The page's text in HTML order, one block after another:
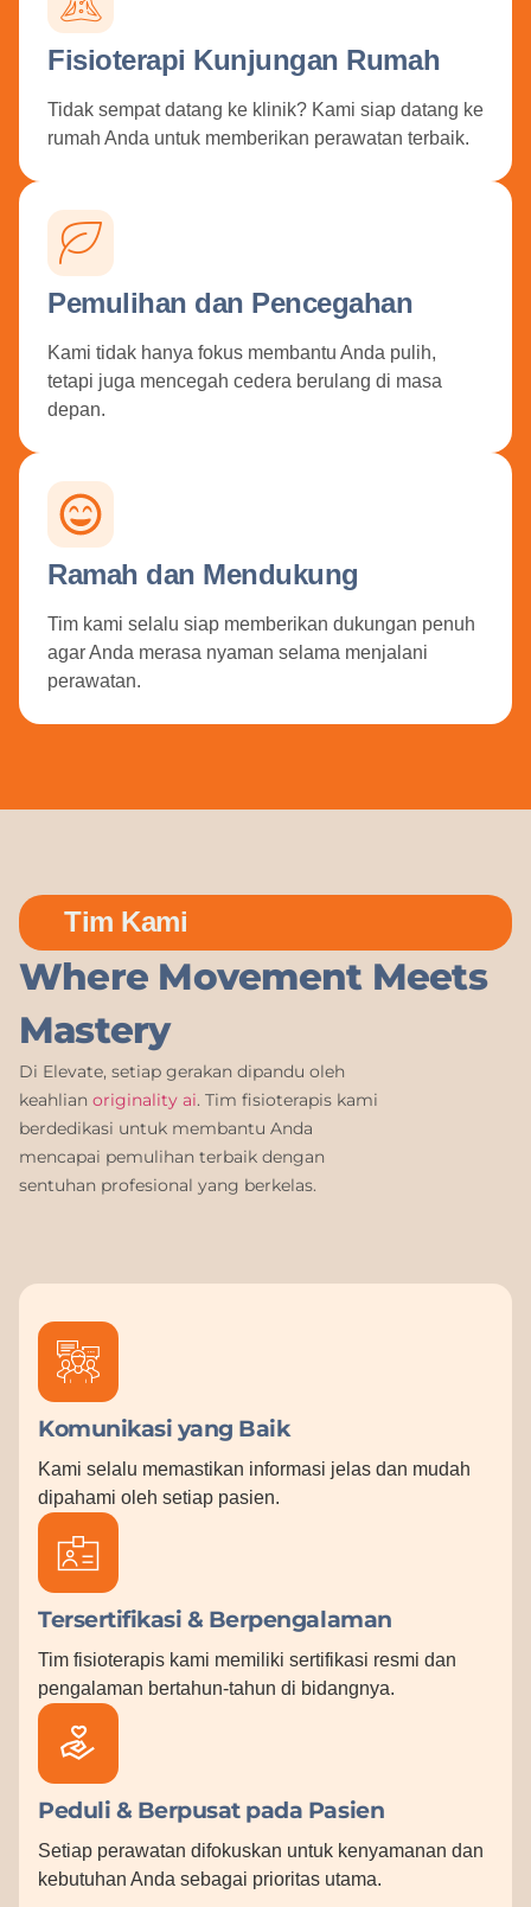
Fisioterapi Kunjungan Rumah
Tidak sempat datang ke klinik? Kami siap datang ke
rumah Anda untuk memberikan perawatan terbaik.
Pemulihan dan Pencegahan
Kami tidak hanya fokus membantu Anda pulih,
tetapi juga mencegah cedera berulang di masa
depan.
Ramah dan Mendukung
Tim kami selalu siap memberikan dukungan penuh
agar Anda merasa nyaman selama menjalani
perawatan.
Tim Kami
Where Movement Meets
Mastery
Di Elevate, setiap gerakan dipandu oleh
keahlian originality ai. Tim fisioterapis kami
berdedikasi untuk membantu Anda
mencapai pemulihan terbaik dengan
sentuhan profesional yang berkelas.
Komunikasi yang Baik
Kami selalu memastikan informasi jelas dan mudah
dipahami oleh setiap pasien.
Tersertifikasi & Berpengalaman
Tim fisioterapis kami memiliki sertifikasi resmi dan
pengalaman bertahun-tahun di bidangnya.
Peduli & Berpusat pada Pasien
Setiap perawatan difokuskan untuk kenyamanan dan
kebutuhan Anda sebagai prioritas utama.